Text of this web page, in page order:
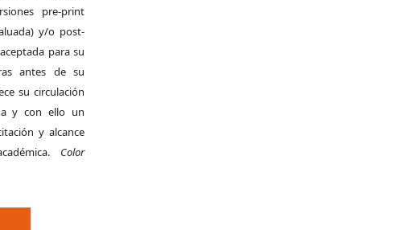
pre-print
y/o post-
para su
antes de su
su circulación
y con ello un
y alcance
Color